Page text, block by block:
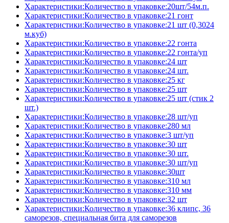
Характеристики:Количество в упаковке:20шт/54м.п.
Характеристики:Количество в упаковке:21 гонт
Характеристики:Количество в упаковке:21 шт (0,3024
м.куб)
Характеристики:Количество в упаковке:22 гонта
Характеристики:Количество в упаковке:22 гонта/уп
Характеристики:Количество в упаковке:24 шт
Характеристики:Количество в упаковке:24 шт.
Характеристики:Количество в упаковке:25 кг
Характеристики:Количество в упаковке:25 шт
Характеристики:Количество в упаковке:25 шт (стик 2
шт.)
Характеристики:Количество в упаковке:28 шт/уп
Характеристики:Количество в упаковке:280 мл
Характеристики:Количество в упаковке:3 шт/уп
Характеристики:Количество в упаковке:30 шт
Характеристики:Количество в упаковке:30 шт.
Характеристики:Количество в упаковке:30 шт/уп
Характеристики:Количество в упаковке:30шт
Характеристики:Количество в упаковке:310 мл
Характеристики:Количество в упаковке:310 мм
Характеристики:Количество в упаковке:32 шт
Характеристики:Количество в упаковке:36 клипс, 36
саморезов, специальная бита для саморезов